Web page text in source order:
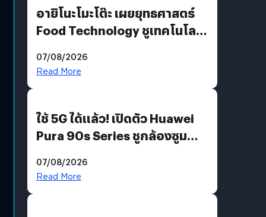
อายิโนะโมะโต๊ะ เผยยุทธศาสตร์
Food Technology ชูเทคโนโลยี
บริโภคและ B2B
07/08/2026
Read More
ใช้ 5G ได้แล้ว! เปิดตัว Huawei
Pura 90s Series ชูกล้องซูม
07/08/2026
Read More